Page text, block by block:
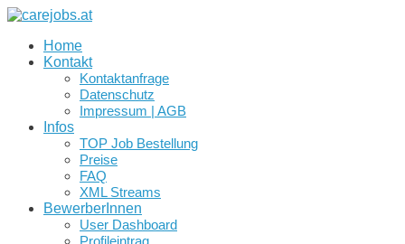
Home
Kontakt
Kontaktanfrage
Datenschutz
Impressum | AGB
Infos
TOP Job Bestellung
Preise
FAQ
XML Streams
BewerberInnen
User Dashboard
Profileintrag